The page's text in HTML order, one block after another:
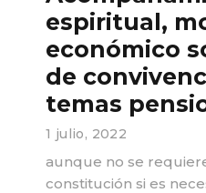
espiritual,
económico
de
temas
1 julio, 2022
aunque no se
constitución si es